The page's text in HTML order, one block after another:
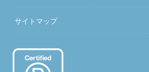
サイトマップ